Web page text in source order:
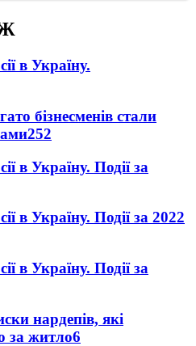
в Україну.
бізнесменів стали
252
в Україну. Події за
в Україну. Події за 2022
в Україну. Події за
нардепів, які
за житло6